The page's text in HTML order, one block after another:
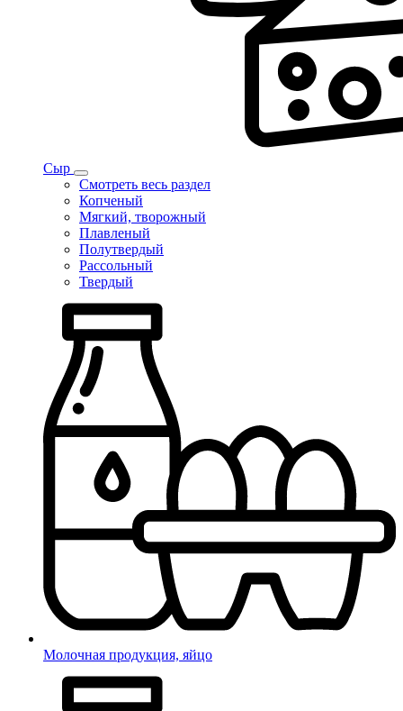
Сыр
Смотреть весь раздел
Копченый
Мягкий, творожный
Плавленый
Полутвердый
Рассольный
Твердый
Молочная продукция, яйцо